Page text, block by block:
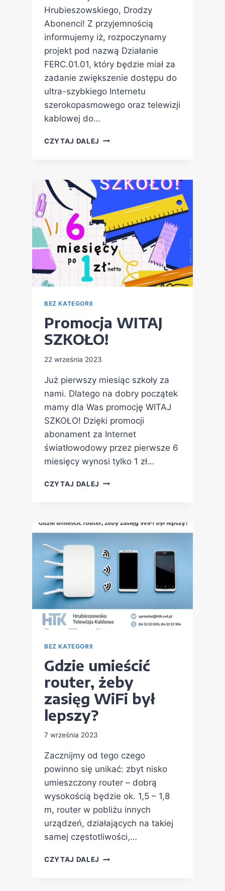
Hrubieszowskiego, Drodzy
Abonenci! Z przyjemnością
informujemy iż, rozpoczynamy
projekt pod nazwą Działanie
FERC.01.01, który będzie miał za
zadanie zwiększenie dostępu do
ultra-szybkiego Internetu
szerokopasmowego oraz telewizji
kablowej do…
CZYTAJ DALEJ
BEZ KATEGORII
Promocja WITAJ
SZKOŁO!
22 września 2023
Już pierwszy miesiąc szkoły za
nami. Dlatego na dobry początek
mamy dla Was promocję WITAJ
SZKOŁO! Dzięki promocji
abonament za Internet
światłowodowy przez pierwsze 6
miesięcy wynosi tylko 1 zł…
CZYTAJ DALEJ
BEZ KATEGORII
Gdzie umieścić
router, żeby
zasięg WiFi był
lepszy?
7 września 2023
Zacznijmy od tego czego
powinno się unikać: zbyt nisko
umieszczony router – dobrą
wysokością będzie ok. 1,5 – 1,8
m, router w pobliżu innych
urządzeń, działających na takiej
samej częstotliwości,…
CZYTAJ DALEJ